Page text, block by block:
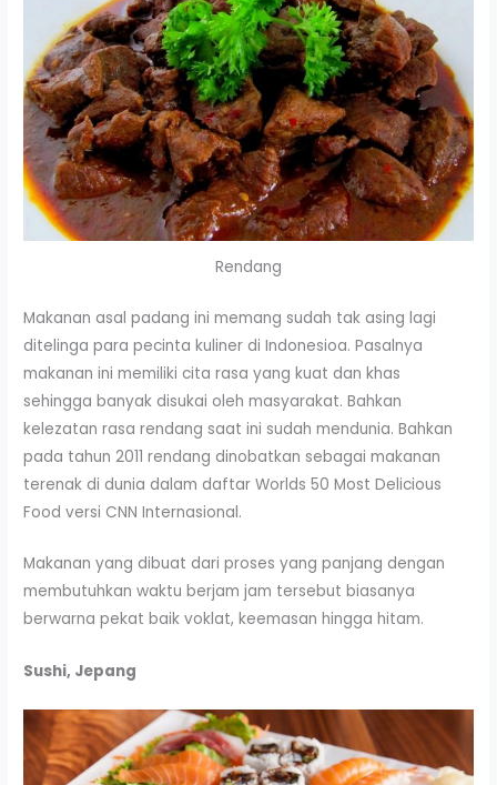
Rendang
Makanan asal padang ini memang sudah tak asing lagi
ditelinga para pecinta kuliner di Indonesioa. Pasalnya
makanan ini memiliki cita rasa yang kuat dan khas
sehingga banyak disukai oleh masyarakat. Bahkan
kelezatan rasa rendang saat ini sudah mendunia. Bahkan
pada tahun 2011 rendang dinobatkan sebagai makanan
terenak di dunia dalam daftar Worlds 50 Most Delicious
Food versi CNN Internasional.
Makanan yang dibuat dari proses yang panjang dengan
membutuhkan waktu berjam jam tersebut biasanya
berwarna pekat baik voklat, keemasan hingga hitam.
Sushi, Jepang